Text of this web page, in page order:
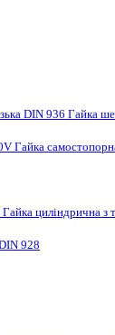
DIN 936 Гайка
Гайка
Гайка циліндрична з
928